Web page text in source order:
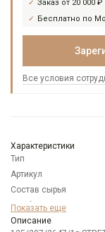
Заказ от 20 000 ₽
Бесплатно по
Все условия
Характеристики
Тип
Артикул
Состав сырья
Особенности
ткани
Показать еще
Описание